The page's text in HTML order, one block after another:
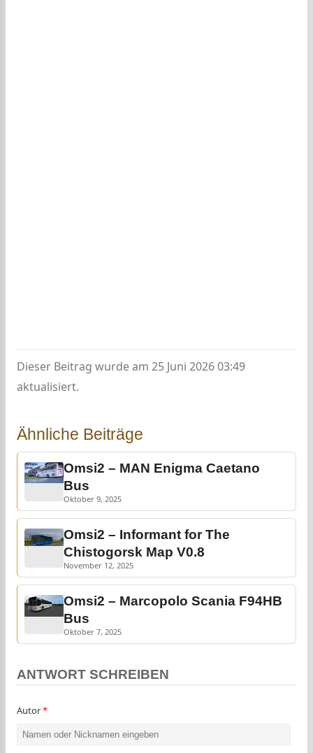
Dieser Beitrag wurde am 25 Juni 2026 03:49
aktualisiert.
Ähnliche Beiträge
Omsi2 – MAN Enigma Caetano
Bus
Oktober 9, 2025
Omsi2 – Informant for The
Chistogorsk Map V0.8
November 12, 2025
Omsi2 – Marcopolo Scania F94HB
Bus
Oktober 7, 2025
ANTWORT SCHREIBEN
Autor*